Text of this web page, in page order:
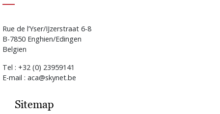
Rue de l’Yser/IJzerstraat 6-8
B-7850 Enghien/Edingen
Belgien
Tel : +32 (0) 23959141
E-mail : aca@skynet.be
Sitemap